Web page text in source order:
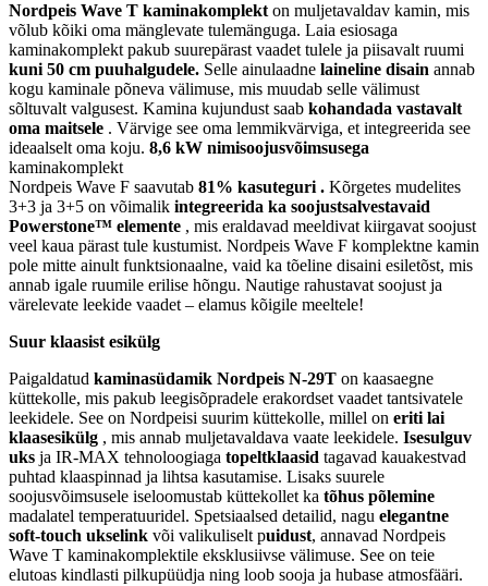
Klaasi kuju:
Kahepoolne
Uks avaneb:
Küljele
Materjal:
Teras
Kütus:
Soojasalvestus element:
Jah
Vastab normidele:
Ecodesign, EN 13229:2001
Garantii:
Energiaklass:
VÄHEM INFOT
Nordpeis Wave T kaminakomplekt on muljetavaldav kamin, mis
võlub kõiki oma mänglevate tulemänguga. Laia esiosaga
kaminakomplekt pakub suurepärast vaadet tulele ja piisavalt ruumi
kuni 50 cm puuhalgudele. Selle ainulaadne laineline disain annab
kogu kaminale põneva välimuse, mis muudab selle välimust
sõltuvalt valgusest. Kamina kujundust saab kohandada vastavalt
oma maitsele . Värvige see oma lemmikvärviga, et integreerida see
ideaalselt oma koju. 8,6 kW nimisoojusvõimsusega
kaminakomplekt
Nordpeis Wave F saavutab 81% kasuteguri . Kõrgetes mudelites
3+3 ja 3+5 on võimalik integreerida ka soojustsalvestavaid
Powerstone™ elemente , mis eraldavad meeldivat kiirgavat soojust
veel kaua pärast tule kustumist. Nordpeis Wave F komplektne kamin
pole mitte ainult funktsionaalne, vaid ka tõeline disaini esiletõst, mis
annab igale ruumile erilise hõngu. Nautige rahustavat soojust ja
värelevate leekide vaadet – elamus kõigile meeltele!
Suur klaasist esikülg
Paigaldatud kaminasüdamik Nordpeis N-29T on kaasaegne
küttekolle, mis pakub leegisõpradele erakordset vaadet tantsivatele
leekidele. See on Nordpeisi suurim küttekolle, millel on eriti lai
klaasesikülg , mis annab muljetavaldava vaate leekidele. Isesulguv
uks ja IR-MAX tehnoloogiaga topeltklaasid tagavad kauakestvad
puhtad klaaspinnad ja lihtsa kasutamise. Lisaks suurele
soojusvõimsusele iseloomustab küttekollet ka tõhus põlemine
madalatel temperatuuridel. Spetsiaalsed detailid, nagu elegantne
soft-touch ukselink või valikuliselt puidust, annavad Nordpeis
Wave T kaminakomplektile eksklusiivse välimuse. See on teie
elutoas kindlasti pilkupüüdja ​​ning loob sooja ja hubase atmosfääri.